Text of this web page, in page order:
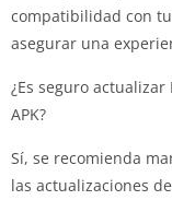
compatibilidad con
asegurar una
¿Es seguro
APK?
Sí, se recomienda
las actualizaciones